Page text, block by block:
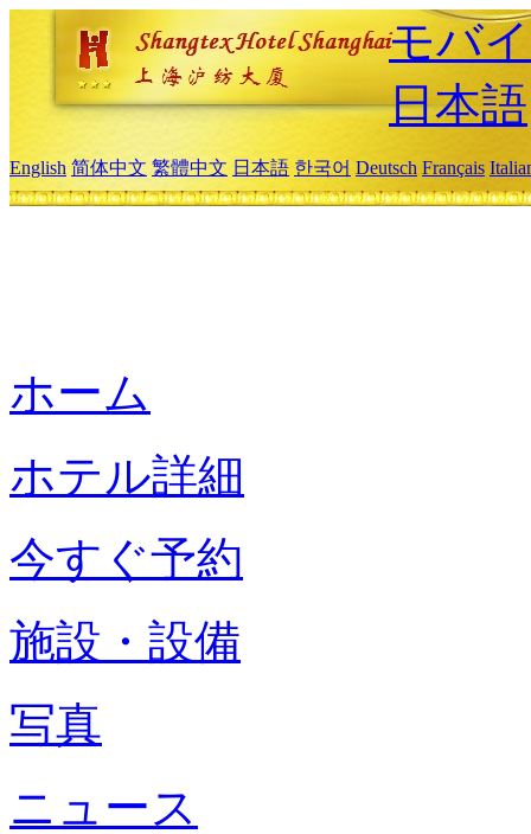
モバ
日本語
English 简体中文 繁體中文 日本語 한국어 Deutsch Français
ホーム
ホテル詳細
今すぐ予約
施設・設備
写真
ニュース